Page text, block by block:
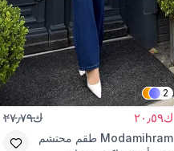
2
ك٢٠٫٥٩ ك٢٧٫٧٩
Modamihram طقم محتشم